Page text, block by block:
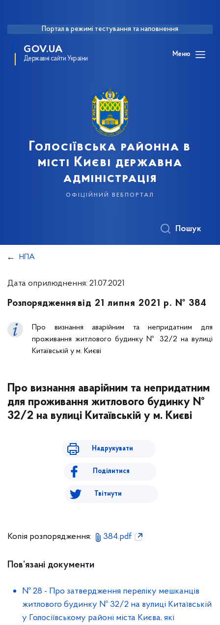
Портал в режимі тестування та наповнення
GOV.UA
Державні сайти України
Меню
Голосіївська районна в
місті Києві державна
адміністрація
офіційний вебпортал
Пошук
НПА
Дата оприлюднення: 21.07.2021
Розпорядження від 21 липня 2021 р. № 384
Про визнання аварійним та непридатним для
проживання житлового будинку № 32/2 на вулиці
Китаївській у м. Києві
Про визнання аварійним та непридатним
для проживання житлового будинку №
32/2 на вулиці Китаївській у м. Києві
Надрукувати
Поділитися
Твітнути
Копія розпорядження: 384.pdf
Пов’язані документи
№ 28 - Про затвердження переліку мешканців
житлового будинку № 32/2 на вулиці Китаївській
у Голосіївському районі міста Києва, які